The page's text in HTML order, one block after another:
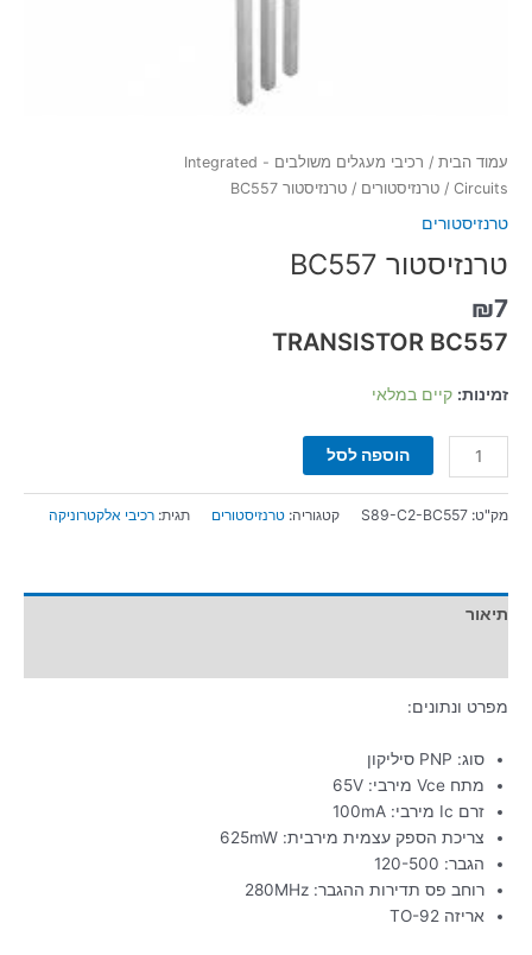
עמוד הבית /
רכיבי מעגלים משולבים - Integrated
Circuits
/ טרנזיסטורים / טרנזיסטור BC557
טרנזיסטורים
טרנזיסטור BC557
₪7
TRANSISTOR BC557
זמינות: קיים במלאי
הוספה לסל
מק"ט: S89-C2-BC557 קטגוריה: טרנזיסטורים תגית: רכיבי אלקטרוניקה
תיאור
מפרט ונתונים:
סוג: PNP סיליקון
מתח Vce מירבי: 65V
זרם Ic מירבי: 100mA
צריכת הספק עצמית מירבית: 625mW
הגבר: 120-500
רוחב פס תדירות ההגבר: 280MHz
אריזה TO-92